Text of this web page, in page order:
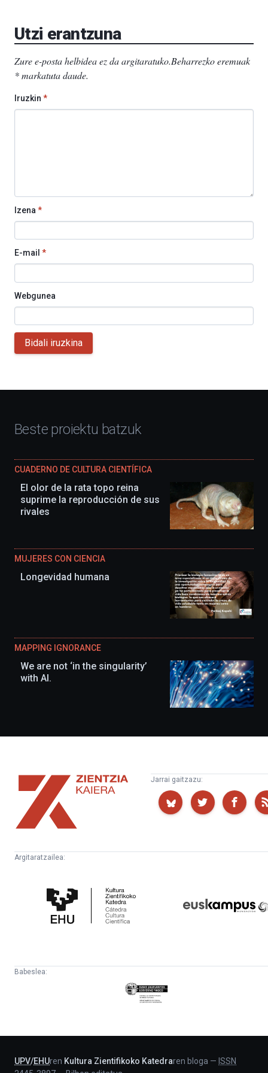
Utzi erantzuna
Zure e-posta helbidea ez da argitaratuko.Beharrezko eremuak
*markatuta daude.
Iruzkin *
Izena *
E-mail *
Webgunea
Bidali iruzkina
Beste proiektu batzuk
CUADERNO DE CULTURA CIENTÍFICA
El olor de la rata topo reina
suprime la reproducción de sus
rivales
MUJERES CON CIENCIA
Longevidad humana
MAPPING IGNORANCE
We are not ‘in the singularity’
with AI.
Zientzia
Kaiera
Jarrai gaitzazu:
Argitaratzailea:
Zientifikoko
Katedra
Babeslea:
Eusko
Jaurlaritza
UPV/EHUren Kultura Zientifikoko Katedraren bloga — ISSN